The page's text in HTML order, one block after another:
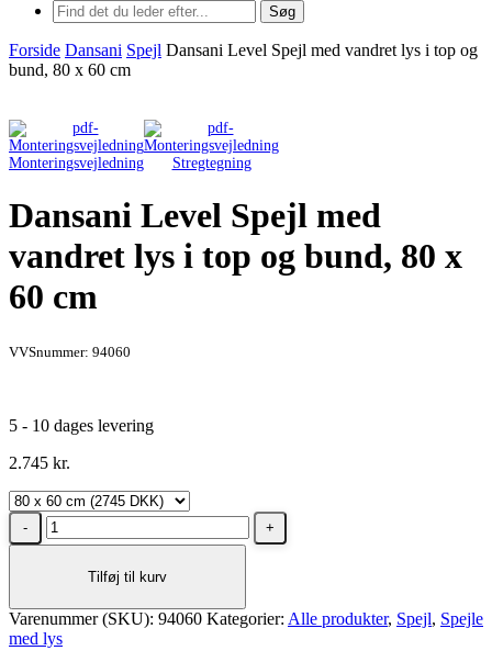
Søg
Forside Dansani Spejl Dansani Level Spejl med vandret lys i top og
bund, 80 x 60 cm
Monteringsvejledning Stregtegning
Dansani Level Spejl med
vandret lys i top og bund, 80 x
60 cm
VVSnummer: 94060
5 - 10 dages levering
2.745 kr.
Dansani
Level
lys
i
Tilføj til kurv
Varenummer (SKU): 94060 Kategorier: Alle produkter, Spejl, Spejle
med lys